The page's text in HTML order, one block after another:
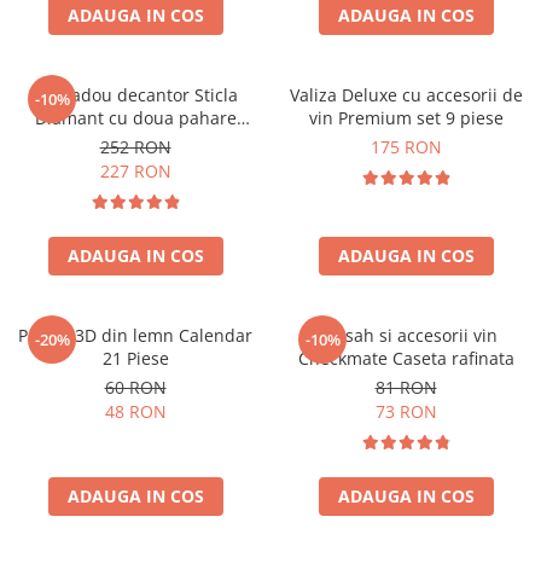
ADAUGA IN COS ADAUGA IN COS
-10%
Set cadou decantor Sticla
Diamant cu doua pahare
Deluxe
252 RON
227 RON
ADAUGA IN COS
Valiza Deluxe cu accesorii de
vin Premium set 9 piese
175 RON
ADAUGA IN COS
-20%
Puzzle 3D din lemn Calendar
21 Piese
60 RON
48 RON
ADAUGA IN COS
-10%
Set sah si accesorii vin
Checkmate Caseta rafinata
81 RON
73 RON
ADAUGA IN COS